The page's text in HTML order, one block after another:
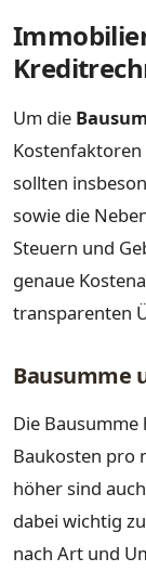
Um die
sollten
sowie die
Steuern und
genaue
transparenten
Bausumme
Die
Baukosten pro
höher sind
dabei wichtig
nach Art und